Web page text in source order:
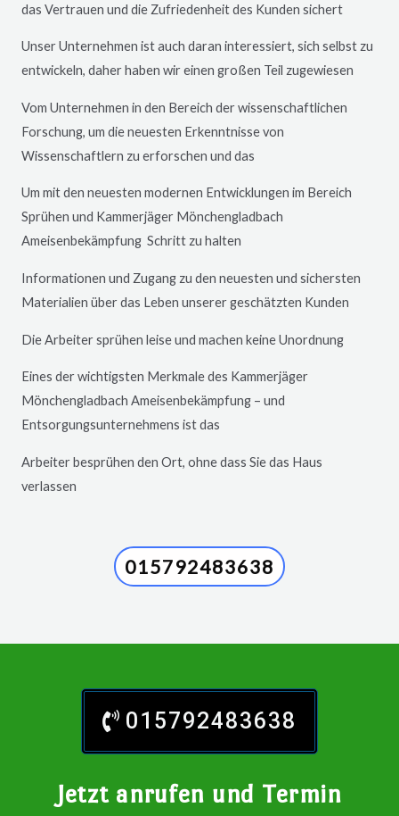
das Vertrauen und die Zufriedenheit des Kunden sichert
Unser Unternehmen ist auch daran interessiert, sich selbst zu
entwickeln, daher haben wir einen großen Teil zugewiesen
Vom Unternehmen in den Bereich der wissenschaftlichen
Forschung, um die neuesten Erkenntnisse von
Wissenschaftlern zu erforschen und das
Um mit den neuesten modernen Entwicklungen im Bereich
Sprühen und Kammerjäger Mönchengladbach
Ameisenbekämpfung Schritt zu halten
Informationen und Zugang zu den neuesten und sichersten
Materialien über das Leben unserer geschätzten Kunden
Die Arbeiter sprühen leise und machen keine Unordnung
Eines der wichtigsten Merkmale des Kammerjäger
Mönchengladbach Ameisenbekämpfung – und
Entsorgungsunternehmens ist das
Arbeiter besprühen den Ort, ohne dass Sie das Haus
verlassen
015792483638
015792483638
Jetzt anrufen und Termin